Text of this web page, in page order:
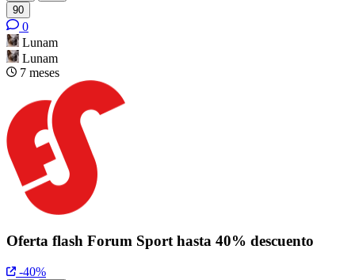
90
0
Lunam
Lunam
7 meses
Oferta flash Forum Sport hasta 40% descuento
-40%